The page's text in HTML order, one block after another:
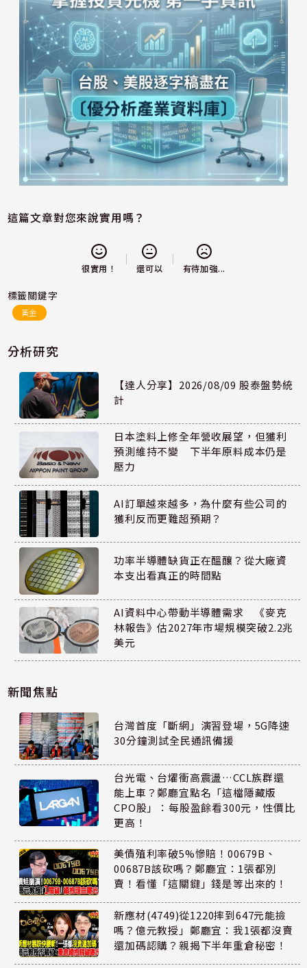
這篇文章對您來說實用嗎？
很實用！ 還可以 有待加強...
標籤關鍵字
黃金
分析研究
【達人分享】2026/08/09 股泰盤勢統
計
日本塗料上修全年營收展望，但獲利
預測維持不變 下半年原料成本仍是
壓力
AI訂單越來越多，為什麼有些公司的
獲利反而更難超預期？
功率半導體缺貨正在醞釀？從大廠資
本支出看真正的時間點
AI資料中心帶動半導體需求 《麥克
林報告》估2027年市場規模突破2.2兆
美元
新聞焦點
台灣首度「斷網」演習登場，5G降速
30分鐘測試全民通訊備援
台光電、台燿衝高震盪…CCL族群還
能上車？鄭廳宜點名「這檔隱藏版
CPO股」：每股盈餘看300元，性價比
更高！
美債殖利率破5%慘賠！00679B、
00687B該砍嗎？鄭廳宜：1張都別
賣！看懂「這關鍵」錢是等出來的！
新應材(4749)從1220摔到647元能撿
嗎？億元教授」鄭廳宜：我1張都沒賣
還加碼認購？親揭下半年重倉秘密！